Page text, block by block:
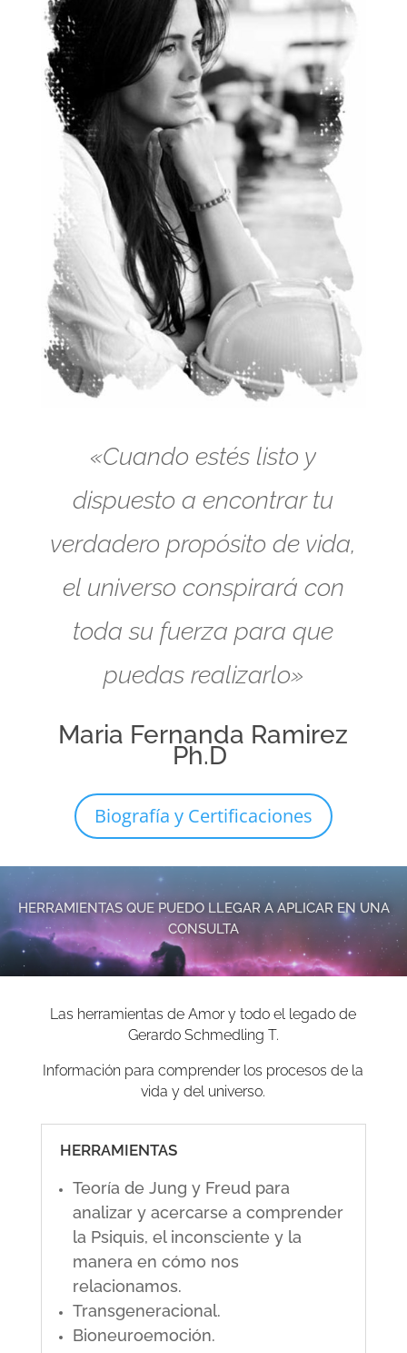
«Cuando estés listo y
dispuesto a encontrar tu
verdadero propósito de vida,
el universo conspirará con
toda su fuerza para que
puedas realizarlo»
Maria Fernanda Ramirez
Ph.D
Biografía y Certificaciones
HERRAMIENTAS QUE PUEDO LLEGAR A APLICAR EN UNA
CONSULTA
Las herramientas de Amor y todo el legado de
Gerardo Schmedling T.
Información para comprender los procesos de la
vida y del universo.
HERRAMIENTAS
Teoría de Jung y Freud para
analizar y acercarse a comprender
la Psiquis, el inconsciente y la
manera en cómo nos
relacionamos.
Transgeneracional.
Bioneuroemoción.